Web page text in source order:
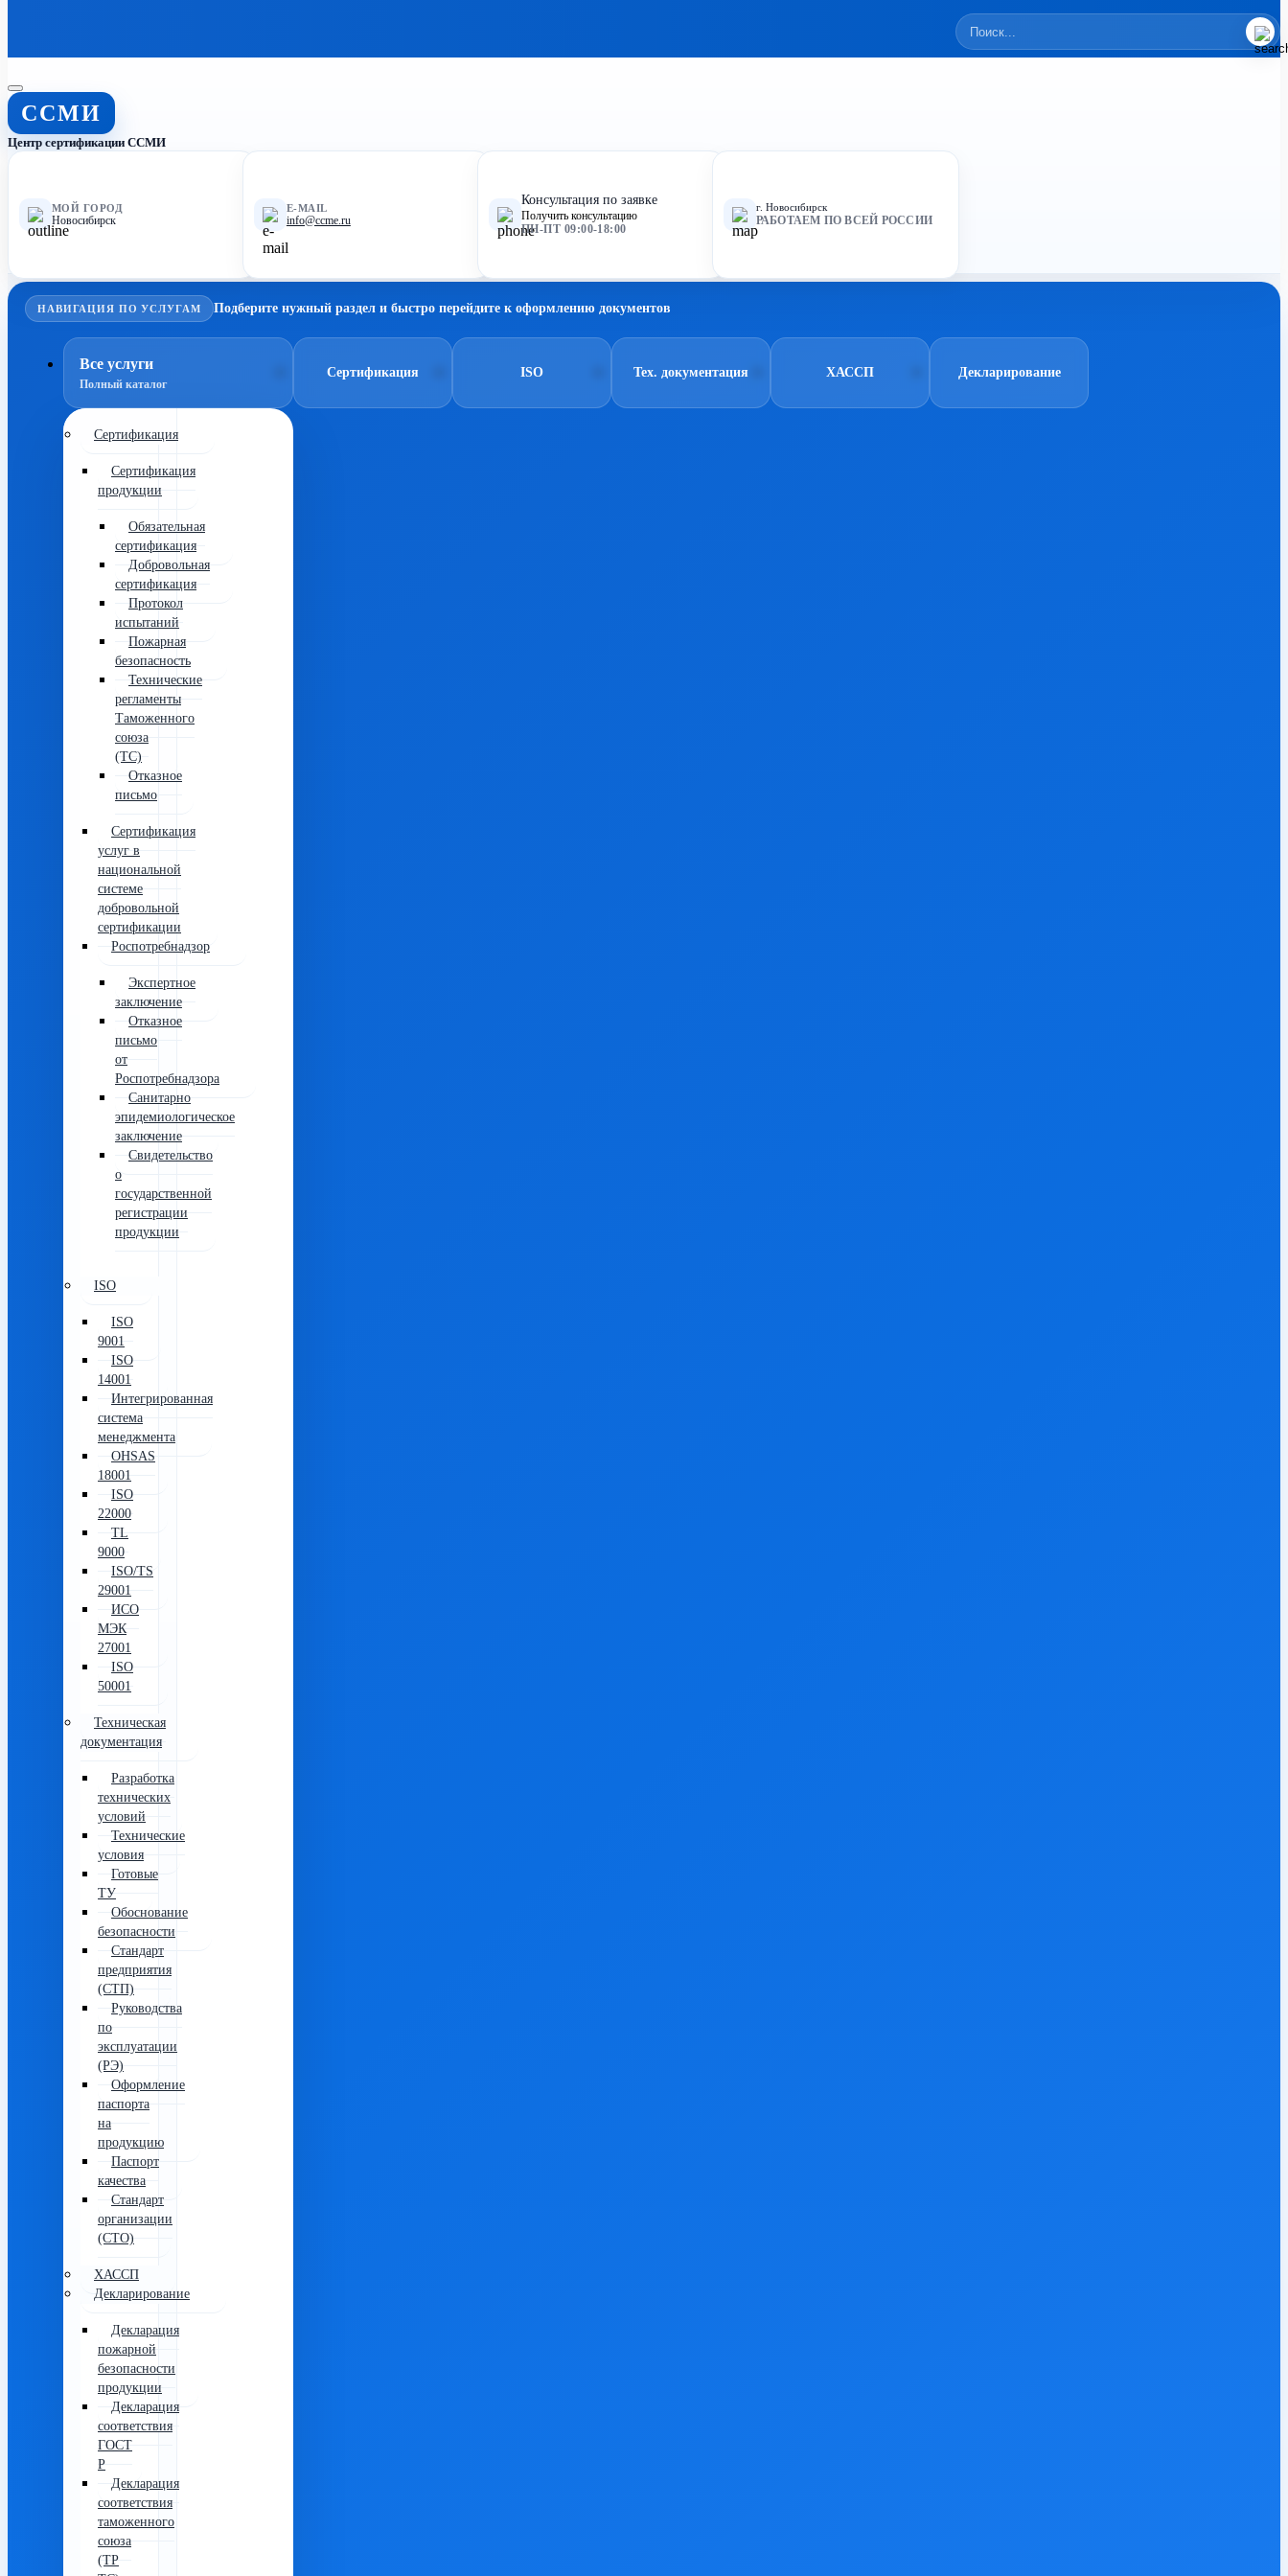
ССМИ
Центр сертификации ССМИ
МОЙ ГОРОД
Новосибирск
E-MAIL
info@ccme.ru
Консультация по заявке
Получить консультацию
ПН-ПТ 09:00-18:00
г. Новосибирск
РАБОТАЕМ ПО ВСЕЙ РОССИИ
НАВИГАЦИЯ ПО УСЛУГАМ Подберите нужный раздел и быстро перейдите к оформлению документов
Все услуги
Полный каталог
Сертификация
Сертификация
продукции
Обязательная
сертификация
Добровольная
сертификация
Протокол
испытаний
Пожарная
безопасность
Технические
регламенты
Таможенного
союза
(ТС)
Отказное
письмо
Сертификация
услуг в
национальной
системе
добровольной
сертификации
Роспотребнадзор
Экспертное
заключение
Отказное
письмо
от
Роспотребнадзора
Санитарно
эпидемиологическое
заключение
Свидетельство
о
государственной
регистрации
продукции
ISO
ISO
9001
ISO
14001
Интегрированная
система
менеджмента
OHSAS
18001
ISO
22000
TL
9000
ISO/TS
29001
ИСО
МЭК
27001
ISO
50001
Техническая
документация
Разработка
технических
условий
Технические
условия
Готовые
ТУ
Обоснование
безопасности
Стандарт
предприятия
(СТП)
Руководства
по
эксплуатации
(РЭ)
Оформление
паспорта
на
продукцию
Паспорт
качества
Стандарт
организации
(СТО)
ХАССП
Декларирование
Декларация
пожарной
безопасности
продукции
Декларация
соответствия
ГОСТ
Р
Декларация
соответствия
таможенного
союза
(ТР
Сертификация ISO Тех. документация ХАССП Декларирование